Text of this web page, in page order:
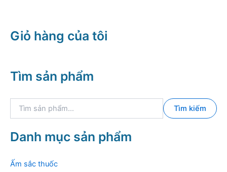
Giỏ hàng của tôi
Tìm sản phẩm
k
i
m
Tìm kiếm
Danh mục sản phẩm
Ấm sắc thuốc